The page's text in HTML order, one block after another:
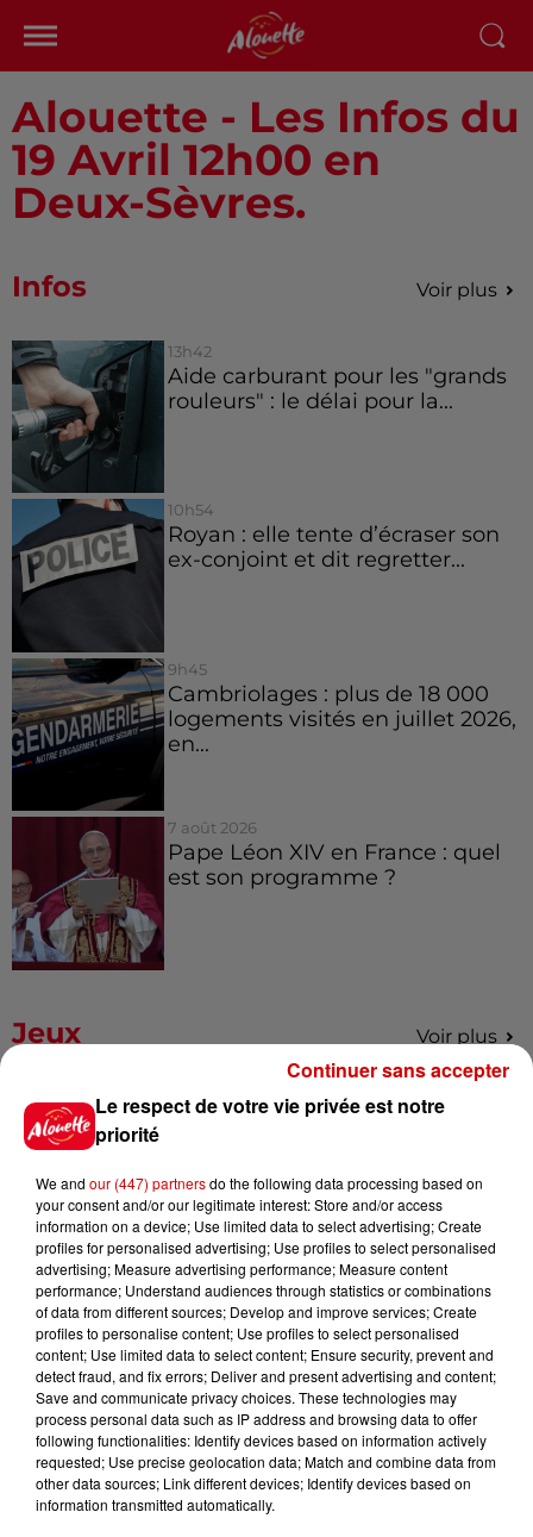
Alouette - Les Infos du
19 Avril 12h00 en
Deux-Sèvres.
Infos Voir plus
13h42
Aide carburant pour les "grands
rouleurs" : le délai pour la...
10h54
Royan : elle tente d’écraser son
ex-conjoint et dit regretter...
9h45
Cambriolages : plus de 18 000
logements visités en juillet 2026,
en...
7 août 2026
Pape Léon XIV en France : quel
est son programme ?
Jeux Voir plus
Gagnez vos places pour le
festival Marché Gourmand 2026
Le Duel - Gagnez vos entrées
pour l'un des zoos de nos
régions !
Destination Vacances - Gagnez
votre séjour en famille au cœur
de la...
Le respect de votre vie privée est notre
priorité
We and our (447) partnersdo the following data processing based on
your consent and/or our legitimate interest: Store and/or access
information on a device; Use limited data to select advertising; Create
profiles for personalised advertising; Use profiles to select personalised
advertising; Measure advertising performance; Measure content
performance; Understand audiences through statistics or combinations
of data from different sources; Develop and improve services; Create
profiles to personalise content; Use profiles to select personalised
content; Use limited data to select content; Ensure security, prevent and
detect fraud, and fix errors; Deliver and present advertising and content;
Save and communicate privacy choices. These technologies may
process personal data such as IP address and browsing data to offer
following functionalities: Identify devices based on information actively
requested; Use precise geolocation data; Match and combine data from
other data sources; Link different devices; Identify devices based on
information transmitted automatically.
Continuer sans accepter